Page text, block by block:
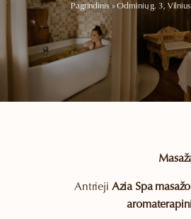
Pagrindinis»Odminių g. 3, Vilnius
Antrieji Azia Spa